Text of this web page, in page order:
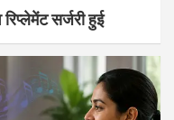
सर्जरी हुई